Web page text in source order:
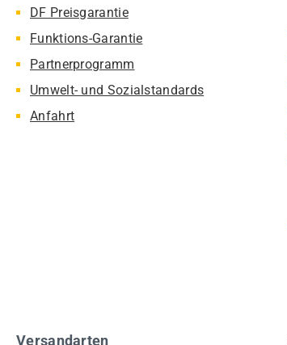
DF Preisgarantie
Funktions-Garantie
Partnerprogramm
Umwelt- und Sozialstandards
Anfahrt
Versandarten